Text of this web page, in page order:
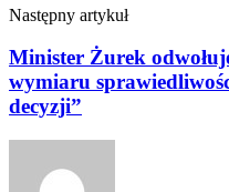
Następny artykuł
Minister Żurek
wymiaru
decyzji”